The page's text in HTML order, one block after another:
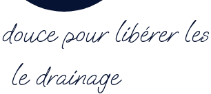
pour libérer
le drainage